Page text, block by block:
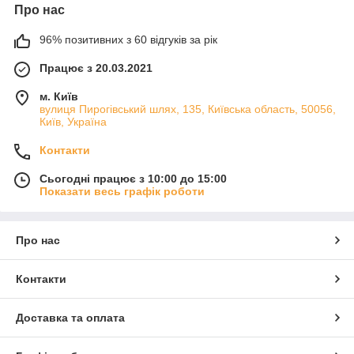
Про нас
96% позитивних з 60 відгуків за рік
Працює з 20.03.2021
м. Київ
вулиця Пирогівський шлях, 135, Київська область, 50056,
Київ, Україна
Контакти
Сьогодні працює з 10:00 до 15:00
Показати весь графік роботи
Про нас
Контакти
Доставка та оплата